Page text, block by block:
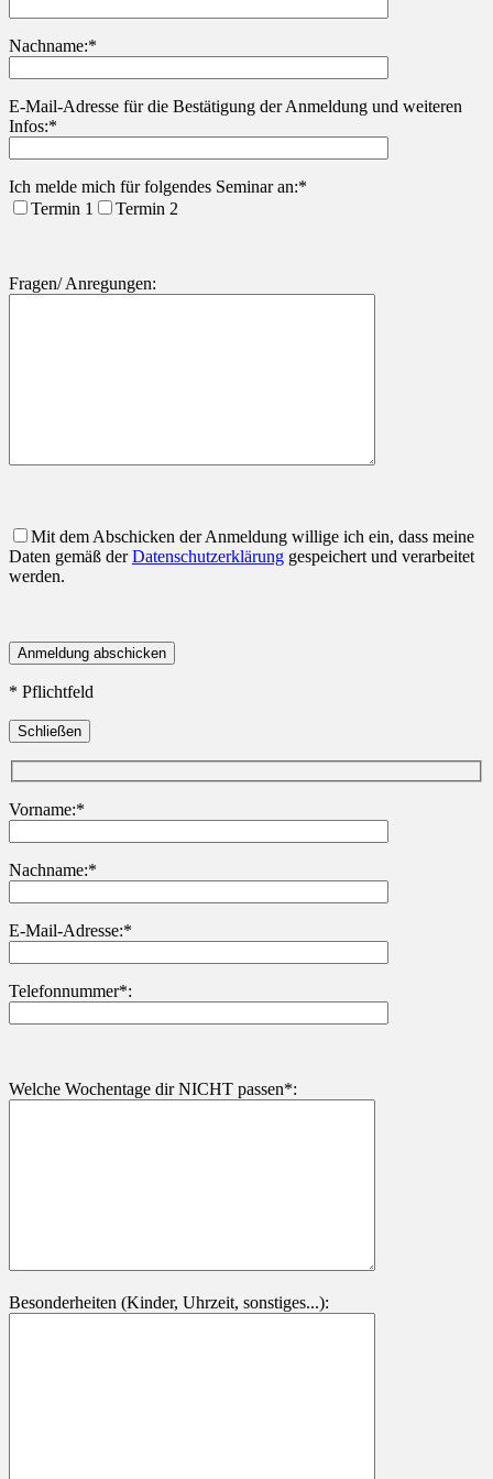
Nachname:*
Bitte lasse dieses Feld leer.
E-Mail-Adresse für die Bestätigung der Anmeldung und weiteren
Infos:*
Ich melde mich für folgendes Seminar an:*
Termin 1
Termin 2
Fragen/ Anregungen:
Mit dem Abschicken der Anmeldung willige ich ein, dass meine
Daten gemäß derDatenschutzerklärung gespeichert und verarbeitet
werden.
* Pflichtfeld
Schließen
Vorname:*
Nachname:*
Bitte lasse dieses Feld leer.
E-Mail-Adresse:*
Telefonnummer*:
Welche Wochentage dir NICHT passen*:
Besonderheiten (Kinder, Uhrzeit, sonstiges...):